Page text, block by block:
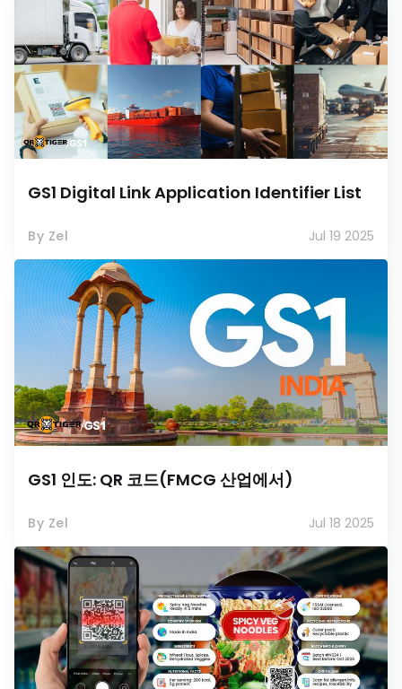
GS1 Digital Link Application Identifier List
By Zel Jul 19 2025
GS1 인도: QR 코드(FMCG 산업에서)
By Zel Jul 18 2025